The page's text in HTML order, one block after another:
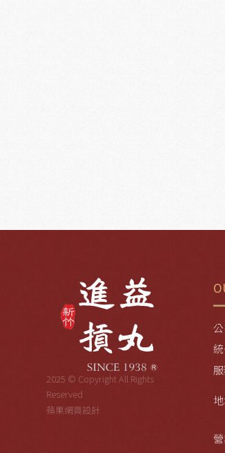
2025 © Copyright All Rights
Reserved
蘋果網頁設計